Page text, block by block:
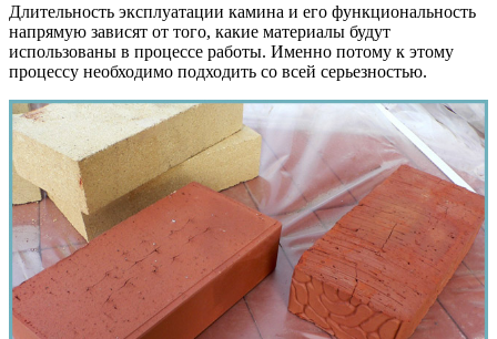
Длительность эксплуатации камина и его функциональность
напрямую зависят от того, какие материалы будут
использованы в процессе работы. Именно потому к этому
процессу необходимо подходить со всей серьезностью.